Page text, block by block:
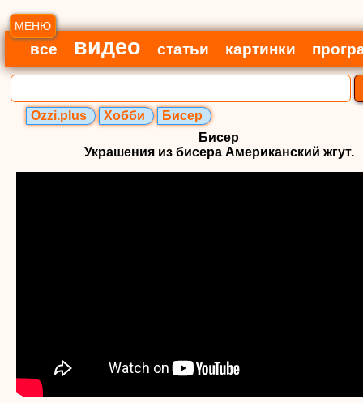
МЕНЮ
все видео статьи картинки
Ozzi.plus Хобби
Бисер
Бисер
Украшения из бисера Американский жгут.